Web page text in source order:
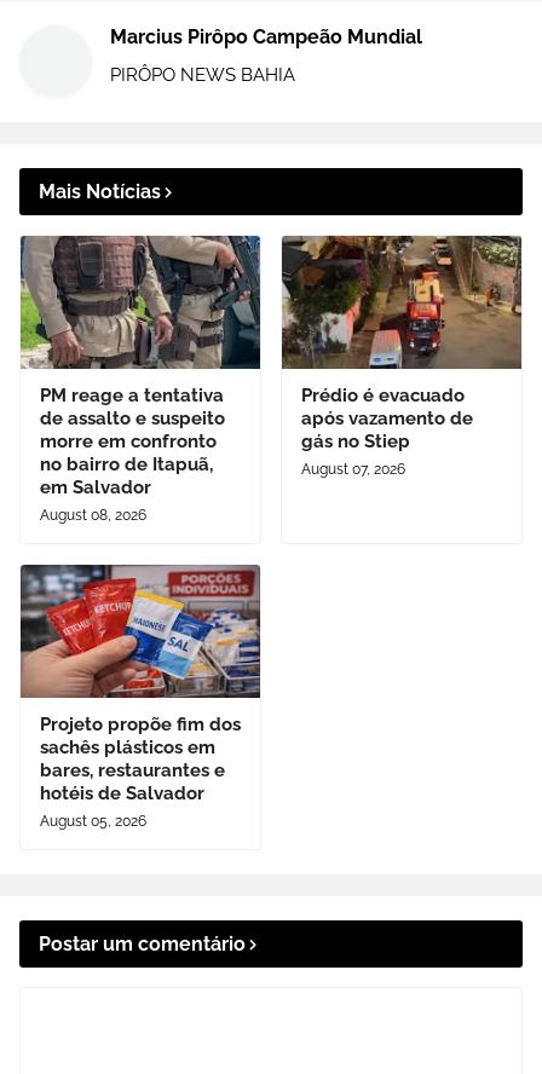
Marcius Pirôpo Campeão Mundial
PIRÔPO NEWS BAHIA
Mais Notícias
PM reage a tentativa
de assalto e suspeito
morre em confronto
no bairro de Itapuã,
em Salvador
August 08, 2026
Prédio é evacuado
após vazamento de
gás no Stiep
August 07, 2026
Projeto propõe fim dos
sachês plásticos em
bares, restaurantes e
hotéis de Salvador
August 05, 2026
Postar um comentário